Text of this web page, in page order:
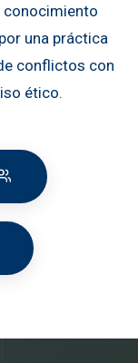
conocimiento
una práctica
conflictos con
ético.